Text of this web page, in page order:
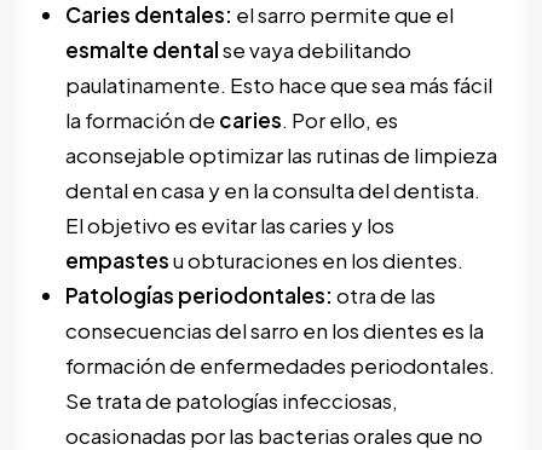
Caries dentales: el sarro permite que el
esmalte dentalse vaya debilitando
paulatinamente. Esto hace que sea más fácil
la formación de caries. Por ello, es
aconsejable optimizar las rutinas de limpieza
dental en casa y en la consulta del dentista.
El objetivo es evitar las caries y los
empastesu obturaciones en los dientes.
Patologías periodontales: otra de las
consecuencias del sarro en los dientes es la
formación de enfermedades periodontales.
Se trata de patologías infecciosas,
ocasionadas por las bacterias orales que no